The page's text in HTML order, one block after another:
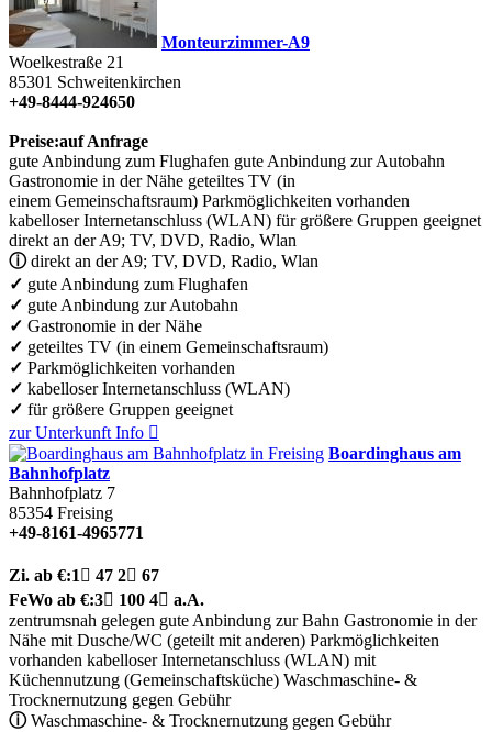
Monteurzimmer-A9
Woelkestraße 21
85301 Schweitenkirchen
+49-8444-924650
Preise:auf Anfrage
gute Anbindung zum Flughafen gute Anbindung zur Autobahn
Gastronomie in der Nähe geteiltes TV (in
einem Gemeinschaftsraum) Parkmöglichkeiten vorhanden
kabelloser Internetanschluss (WLAN) für größere Gruppen geeignet
direkt an der A9; TV, DVD, Radio, Wlan
ⓘdirekt an der A9; TV, DVD, Radio, Wlan
✓ gute Anbindung zum Flughafen
✓ gute Anbindung zur Autobahn
✓ Gastronomie in der Nähe
✓ geteiltes TV (in einem Gemeinschaftsraum)
✓ Parkmöglichkeiten vorhanden
✓ kabelloser Internetanschluss (WLAN)
✓ für größere Gruppen geeignet
zur Unterkunft Info 
Boardinghaus am
Bahnhofplatz
Bahnhofplatz 7
85354 Freising
+49-8161-4965771
Zi. ab €:1  47 2 67
FeWo ab €:3 100 4 a.A.
zentrumsnah gelegen gute Anbindung zur Bahn Gastronomie in der
Nähe mit Dusche/WC (geteilt mit anderen) Parkmöglichkeiten
vorhanden kabelloser Internetanschluss (WLAN) mit
Küchennutzung (Gemeinschaftsküche) Waschmaschine- &
Trocknernutzung gegen Gebühr
ⓘWaschmaschine- & Trocknernutzung gegen Gebühr